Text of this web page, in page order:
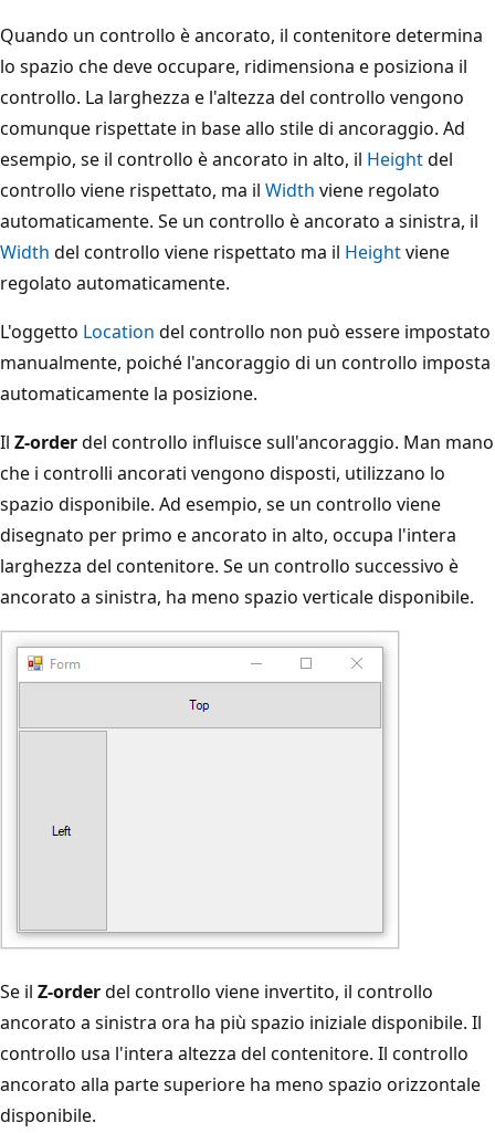
Quando un controllo è ancorato, il contenitore determina
lo spazio che deve occupare, ridimensiona e posiziona il
controllo. La larghezza e l'altezza del controllo vengono
comunque rispettate in base allo stile di ancoraggio. Ad
esempio, se il controllo è ancorato in alto, il Heightdel
controllo viene rispettato, ma il Width viene regolato
automaticamente. Se un controllo è ancorato a sinistra, il
Width del controllo viene rispettato ma il Heightviene
regolato automaticamente.
L'oggetto Location del controllo non può essere impostato
manualmente, poiché l'ancoraggio di un controllo imposta
automaticamente la posizione.
Il Z-orderdel controllo influisce sull'ancoraggio. Man mano
che i controlli ancorati vengono disposti, utilizzano lo
spazio disponibile. Ad esempio, se un controllo viene
disegnato per primo e ancorato in alto, occupa l'intera
larghezza del contenitore. Se un controllo successivo è
ancorato a sinistra, ha meno spazio verticale disponibile.
Se il Z-orderdel controllo viene invertito, il controllo
ancorato a sinistra ora ha più spazio iniziale disponibile. Il
controllo usa l'intera altezza del contenitore. Il controllo
ancorato alla parte superiore ha meno spazio orizzontale
disponibile.